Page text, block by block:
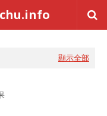
顯示全部